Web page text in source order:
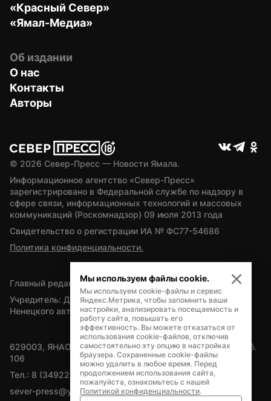
«Красный Север»
«Ямал-Медиа»
Об издании
О нас
Контакты
Авторы
© 2026 Север-Пресс — Новости Ямала.
Информационное агентство «Север-Пресс»
зарегистрировано в Федеральной службе по надзору в
сфере связи, информационных технологий и массовых
коммуникаций (Роскомнадзор) 09 июля 2013 года
Свидетельство о регистрации ИА № ФС77-54686
Политика конфиденциальности.
Главный редактор — А.Л. Поздеев
Учредитель: Департамент внутренней политики Ямало-
Ненецкого автономного округа
629003, ЯНАО, Салехард, мкр. Богдана Кнунянца, д.1, каб.
106
Тел.: 8 (34922) 71262
sever-press@yamal-media.ru
Мы используем файлы cookie.
Мы используем cookie-файлы и сервис
Яндекс.Метрика, чтобы запомнить ваши
настройки, анализировать посещаемость и
работу сайта, повышать его
эффективность. Вы можете отказаться от
использования cookie-файлов, отключив
самостоятельно эту опцию в настройках
браузера. Сохраненные cookie-файлы
можно удалить в любое время. Перед
продолжением использования сайта,
пожалуйста, ознакомьтесь с нашей
Политикой конфиденциальности.